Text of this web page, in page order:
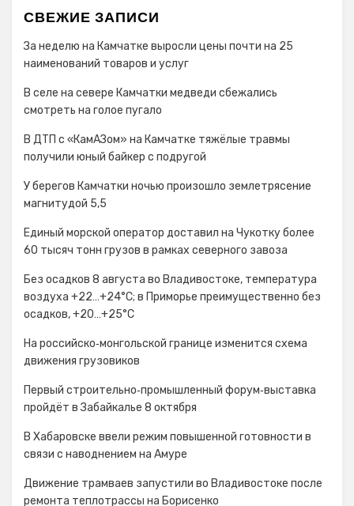
СВЕЖИЕ ЗАПИСИ
За неделю на Камчатке выросли цены почти на 25
наименований товаров и услуг
В селе на севере Камчатки медведи сбежались
смотреть на голое пугало
В ДТП с «КамАЗом» на Камчатке тяжёлые травмы
получили юный байкер с подругой
У берегов Камчатки ночью произошло землетрясение
магнитудой 5,5
Единый морской оператор доставил на Чукотку более
60 тысяч тонн грузов в рамках северного завоза
Без осадков 8 августа во Владивостоке, температура
воздуха +22…+24°С; в Приморье преимущественно без
осадков, +20…+25°C
На российско‑монгольской границе изменится схема
движения грузовиков
Первый строительно‑промышленный форум‑выставка
пройдёт в Забайкалье 8 октября
В Хабаровске ввели режим повышенной готовности в
связи с наводнением на Амуре
Движение трамваев запустили во Владивостоке после
ремонта теплотрассы на Борисенко